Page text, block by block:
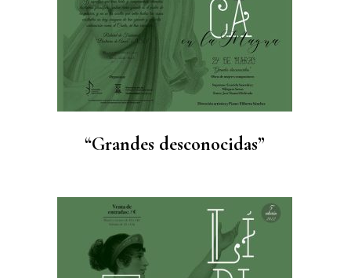
“Grandes desconocidas”